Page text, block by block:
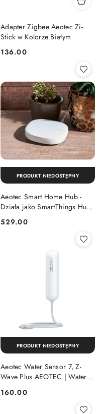
Adapter Zigbee Aeotec Zi-
Stick w Kolorze Białym
Cena:
136.00
Aeotec Smart Home Hub -
Działa jako SmartThings Hub,
EU, Z-Wave, Zigbee 3.0, WiFi
AEOTEC | GP-AEOHUBV3EU
| Smart Home Hub | Z-Wa
Cena:
529.00
PRODUKT NIEDOSTĘPNY
Aeotec Water Sensor 7, Z-
Wave Plus AEOTEC | Water
Cena:
160.00
PRODUKT NIEDOSTĘPNY